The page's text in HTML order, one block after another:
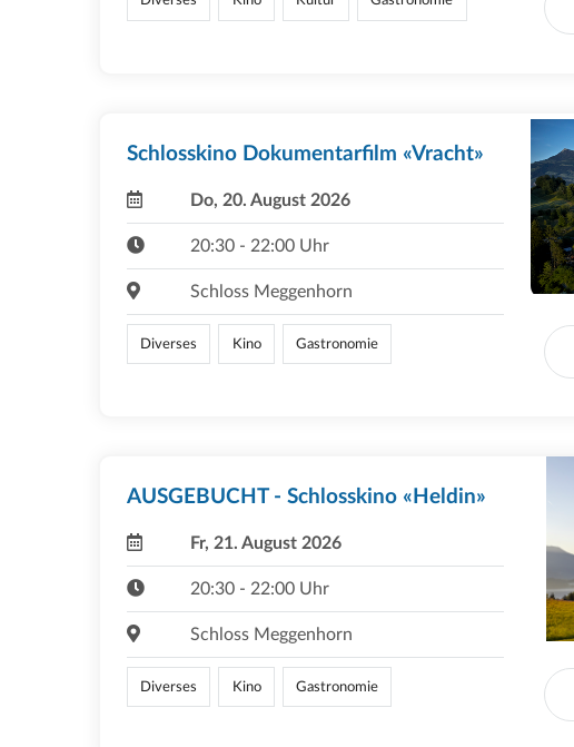
Schlosskino Dokumentarfilm «Vracht»
Do, 20. August 2026
20:30 - 22:00 Uhr
Schloss Meggenhorn
Diverses Kino Gastronomie
AUSGEBUCHT - Schlosskino «Heldin»
Fr, 21. August 2026
20:30 - 22:00 Uhr
Schloss Meggenhorn
Diverses Kino Gastronomie